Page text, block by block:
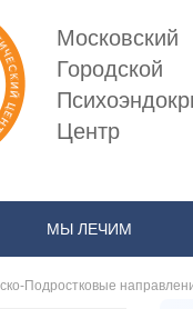
Московский
Городской
Центр
МЫ ЛЕЧИМ
Подростковые